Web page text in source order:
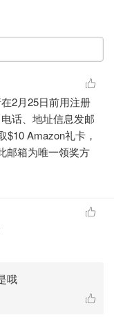
的小猫，以及小
小朋友参与到小猫
右就可以啦。如
2月25日前用注册
话、地址信息发邮
$10 Amazon礼卡，
邮箱为唯一领奖方
哦